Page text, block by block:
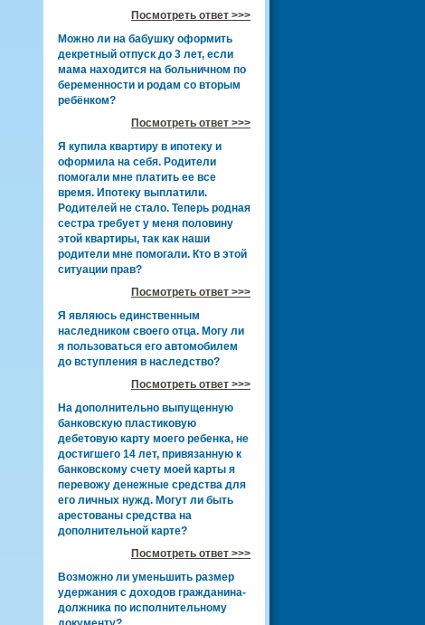
Посмотреть ответ >>>
Можно ли на бабушку оформить
декретный отпуск до 3 лет, если
мама находится на больничном по
беременности и родам со вторым
ребёнком?
Посмотреть ответ >>>
Я купила квартиру в ипотеку и
оформила на себя. Родители
помогали мне платить ее все
время. Ипотеку выплатили.
Родителей не стало. Теперь родная
сестра требует у меня половину
этой квартиры, так как наши
родители мне помогали. Кто в этой
ситуации прав?
Посмотреть ответ >>>
Я являюсь единственным
наследником своего отца. Могу ли
я пользоваться его автомобилем
до вступления в наследство?
Посмотреть ответ >>>
На дополнительно выпущенную
банковскую пластиковую
дебетовую карту моего ребенка, не
достигшего 14 лет, привязанную к
банковскому счету моей карты я
перевожу денежные средства для
его личных нужд. Могут ли быть
арестованы средства на
дополнительной карте?
Посмотреть ответ >>>
Возможно ли уменьшить размер
удержания с доходов гражданина-
должника по исполнительному